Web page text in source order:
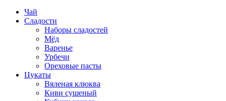
Чай
Сладости
Наборы сладостей
Мёд
Варенье
Урбечи
Ореховые пасты
Цукаты
Вяленая клюква
Киви сушеный